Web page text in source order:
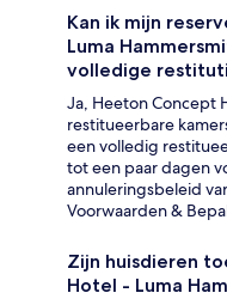
Kan ik mijn
Luma
volledige
Ja, Heeton Concept
restitueerbare
een volledig
tot een paar dagen
annuleringsbeleid
Voorwaarden &
Zijn huisdieren
Hotel - Luma